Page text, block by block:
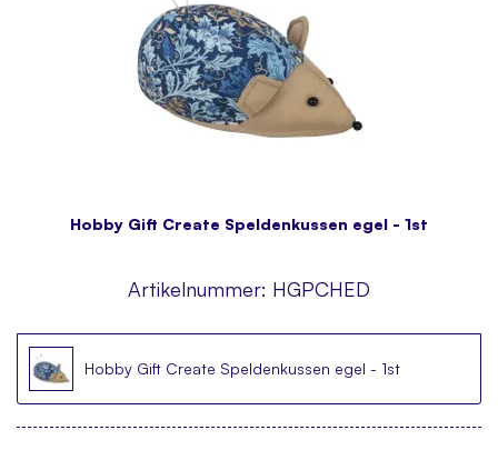
Hobby Gift Create Speldenkussen egel - 1st
Artikelnummer: HGPCHED
Hobby Gift Create Speldenkussen egel - 1st